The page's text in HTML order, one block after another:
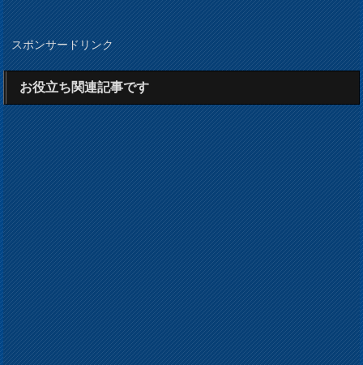
スポンサードリンク
お役立ち関連記事です